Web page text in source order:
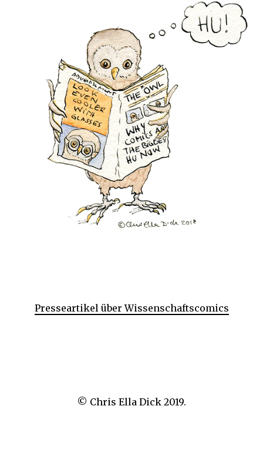
Presseartikel über Wissenschaftscomics
© Chris Ella Dick 2019.